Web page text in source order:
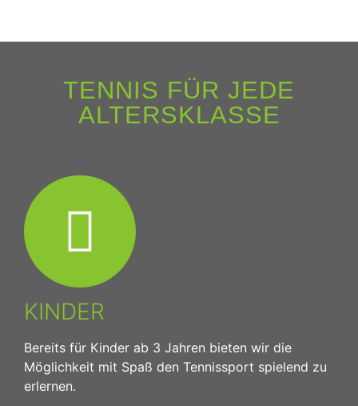
TENNIS FÜR JEDE
ALTERSKLASSE
KINDER
Bereits für Kinder ab 3 Jahren bieten wir die
Möglichkeit mit Spaß den Tennissport spielend zu
erlernen.